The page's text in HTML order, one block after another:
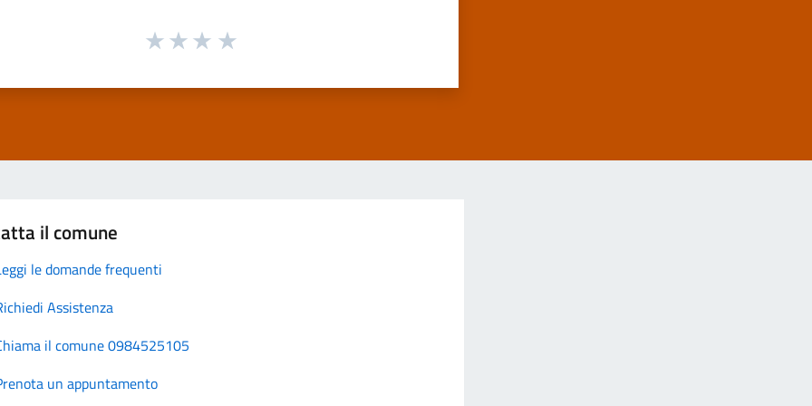
il comune
le domande frequenti
Assistenza
il comune 0984525105
un appuntamento